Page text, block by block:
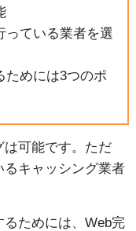
っている業者を選
ためには3つのポ
可能です。ただ
るキャッシング業者
ためには、Web完